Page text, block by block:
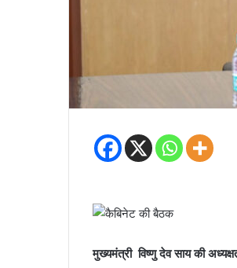
मुख्यमंत्री विष्णु देव साय की